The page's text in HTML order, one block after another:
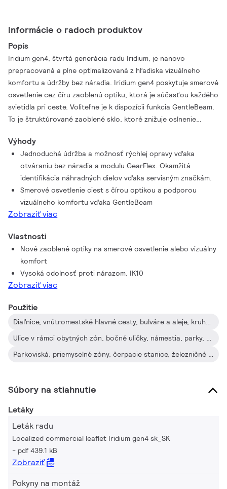
Informácie o radoch produktov
Popis
Iridium gen4, štvrtá generácia radu Iridium, je nanovo
prepracovaná a plne optimalizovaná z hľadiska vizuálneho
komfortu a údržby bez náradia. Iridium gen4 poskytuje smerové
osvetlenie cez číru zaoblenú optiku, ktorá je súčasťou každého
svietidla pri ceste. Voliteľne je k dispozícii funkcia GentleBeam.
To je štruktúrované zaoblené sklo, ktoré znižuje oslnenie
distribúciu svetla. Svietidlo je vybavené novým plug-and-play
modulom GearFlex. Ten zabezpečuje zjednodušenú údržbu
a správu náhradných dielov pri oprave. Toto úplne
prepracované svietidlo sa otvára bez náradia, podobne ako
Luma gen2, a všetky elektrické komponenty sú umiestnené
v jednoducho dostupnom boxe vo vnútri telesa. Okrem toho
bola prepracovaná aj káblová priechodka a prístup ku
zhora nadol bez náradia. Iridium gen4 ponúka všetky možnosti
konektivity a stmievania dostupné v súčasnosti. Toto svietidlo
System Ready možno spárovať so systémami na správu
osvetlenia, napríklad Interact City alebo existujúcimi a budúcimi
inováciami snímačov. Navyše prináša jednoduchšiu a rýchlejšiu
spoločnosť si uvedomuje vplyv svetla na životné prostredie
a biodiverzitu, preto sme rad Iridium gen4 vybavili špeciálnymi
svetelnými zdrojmi, ktoré pomáhajú udržiavať optimálny
v danej triede vzhľadom na efektívnosť a výkon osvetlenia
radu.
Výhody
Jednoduchá údržba a možnosť rýchlej opravy vďaka
otváraniu bez náradia a modulu GearFlex. Okamžitá
identifikácia náhradných dielov vďaka servisným značkám.
Smerové osvetlenie ciest s čírou optikou a podporou
vizuálneho komfortu vďaka GentleBeam
Zobraziť viac
Vlastnosti
Nové zaoblené optiky na smerové osvetlenie alebo vizuálny
komfort
Vysoká odolnosť proti nárazom, IK10
Zobraziť viac
Použitie
Diaľnice, vnútromestské hlavné cesty, bulváre a aleje, kruhové objazdy, priechody pre chodcov
Ulice v rámci obytných zón, bočné uličky, námestia, parky, cyklistické a pešie chodníky, ihriská
Parkoviská, priemyselné zóny, čerpacie stanice, železničné depá, letiská, prístavy, vodné kanály
Súbory na stiahnutie
Letáky
Leták radu
Localized commercial leaflet Iridium gen4 sk_SK
pdf 439.1 kB
Zobraziť
Pokyny na montáž